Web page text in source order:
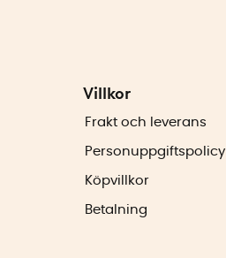
Villkor
Frakt och leverans
Personuppgiftspolicy
Köpvillkor
Betalning